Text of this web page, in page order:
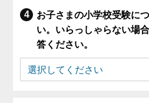
お子さまの小学校受験に
い。いらっしゃらない場
答ください。